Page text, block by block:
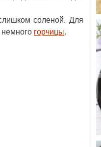
соленой. Для
горчицы.